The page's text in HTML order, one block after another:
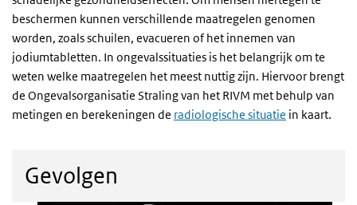
beschermen kunnen verschillende maatregelen genomen
worden, zoals schuilen, evacueren of het innemen van
jodiumtabletten. In ongevalssituaties is het belangrijk om te
weten welke maatregelen het meest nuttig zijn. Hiervoor brengt
de Ongevalsorganisatie Straling van het RIVM met behulp van
metingen en berekeningen de radiologische situatie in kaart.
Gevolgen